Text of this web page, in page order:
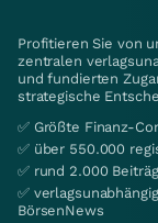
Profitieren Sie von
zentralen
und fundierten
strategische
✅ Größte Finanz-
✅ über 550.000
✅ rund 2.000
✅
BörsenNews